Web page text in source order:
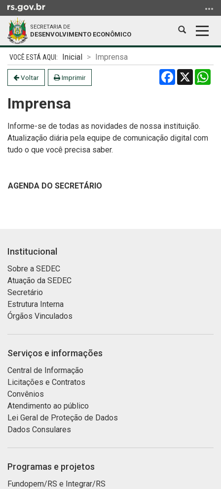
para
conteúdo
para
menu
para
busca
SECRETARIA DE
DESENVOLVIMENTO ECONÔMICO
Abrir
Início
do
conteúdo
Inicial Imprensa
Voltar Imprimir Facebook
X
Imprensa
Informe-se de todas as novidades de nossa instituição.
Atualização diária pela equipe de comunicação digital com
tudo o que você precisa saber.
AGENDA DO SECRETÁRIO
Institucional
Sobre a SEDEC
Atuação da SEDEC
Secretário
Estrutura Interna
Órgãos Vinculados
Serviços e informações
Central de Informação
Licitações e Contratos
Convênios
Atendimento ao público
Lei Geral de Proteção de Dados
Dados Consulares
Programas e projetos
Fundopem/RS e Integrar/RS